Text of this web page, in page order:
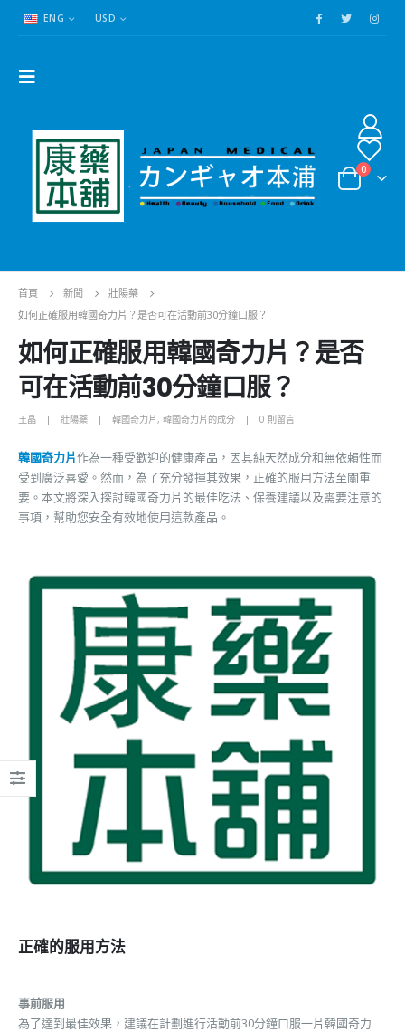
ENG USD
0
首頁 新聞
壯陽藥
如何正確服用韓國奇力片？是否可在活動前30分鐘口服？
如何正確服用韓國奇力片？是否
可在活動前30分鐘口服？
王晶 壯陽藥 韓國奇力片 , 韓國奇力片的成分 0 則留言
韓國奇力片作為一種受歡迎的健康產品，因其純天然成分和無依賴性而
受到廣泛喜愛。然而，為了充分發揮其效果，正確的服用方法至關重
要。本文將深入探討韓國奇力片的最佳吃法、保養建議以及需要注意的
事項，幫助您安全有效地使用這款產品。
正確的服用方法
事前服用
為了達到最佳效果，建議在計劃進行活動前30分鐘口服一片韓國奇力